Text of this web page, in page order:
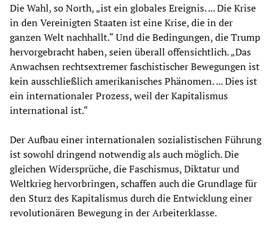
Die Wahl, so North, „ist ein globales Ereignis. ... Die Krise
in den Vereinigten Staaten ist eine Krise, die in der
ganzen Welt nachhallt.“ Und die Bedingungen, die Trump
hervorgebracht haben, seien überall offensichtlich. „Das
Anwachsen rechtsextremer faschistischer Bewegungen ist
kein ausschließlich amerikanisches Phänomen. ... Dies ist
ein internationaler Prozess, weil der Kapitalismus
international ist.“
Der Aufbau einer internationalen sozialistischen Führung
ist sowohl dringend notwendig als auch möglich. Die
gleichen Widersprüche, die Faschismus, Diktatur und
Weltkrieg hervorbringen, schaffen auch die Grundlage für
den Sturz des Kapitalismus durch die Entwicklung einer
revolutionären Bewegung in der Arbeiterklasse.